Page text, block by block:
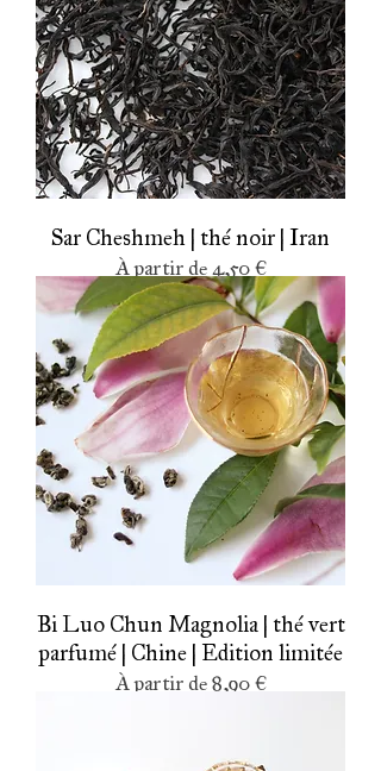
Sar Cheshmeh | thé noir | Iran
À partir de 4,50 €
Prix promotionnel
Bi Luo Chun Magnolia | thé vert
parfumé | Chine | Edition limitée
À partir de 8,90 €
Prix promotionnel